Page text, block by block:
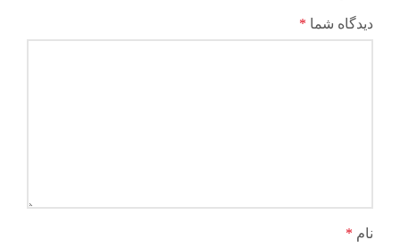
دیدگاه شما *
نام *